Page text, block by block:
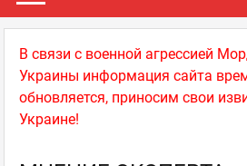
В связи с военной агрессией
Украины информация сайта
обновляется, приносим свои
Украине!